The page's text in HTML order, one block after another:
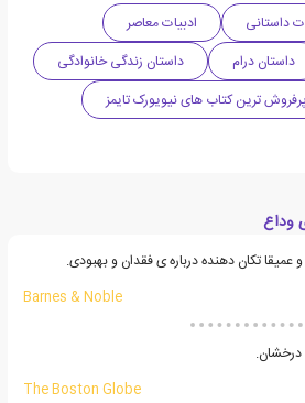
داستانی
ادبیات معاصر
داستان درام
داستان زندگی خانوادگی
پرفروش ترین کتاب های نیویورک تایمز
وداع
عمیقا تکان دهنده درباره ی فقدان و بهبودی.
Barnes & Noble
درخشان.
The Boston Globe